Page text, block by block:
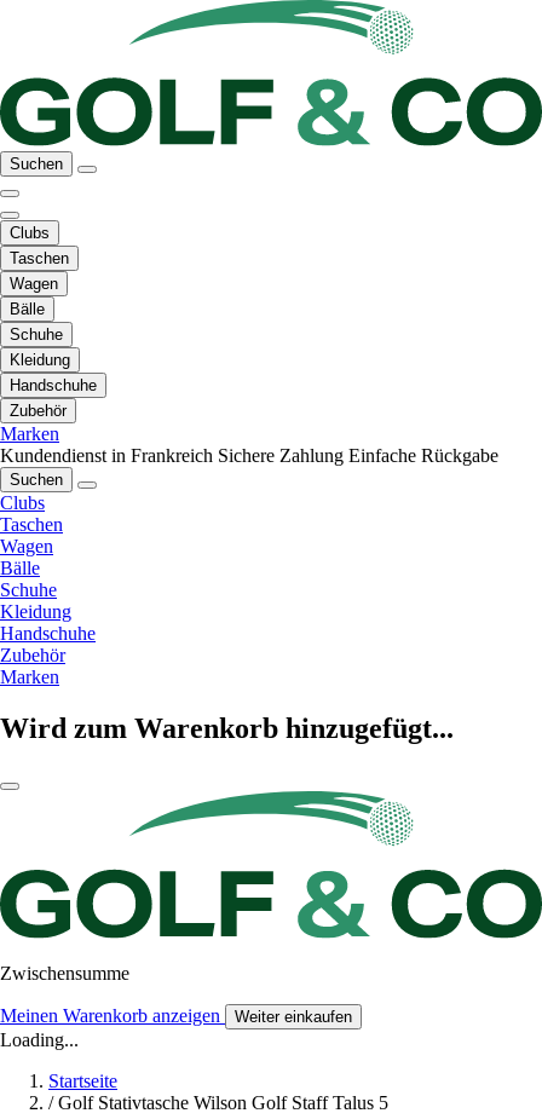
Suchen
Clubs
Taschen
Wagen
Bälle
Schuhe
Kleidung
Handschuhe
Zubehör
Marken
Kundendienst in Frankreich Sichere Zahlung Einfache Rückgabe
Suchen
Clubs
Taschen
Wagen
Bälle
Schuhe
Kleidung
Handschuhe
Zubehör
Marken
Wird zum Warenkorb hinzugefügt...
Zwischensumme
Meinen Warenkorb anzeigen Weiter einkaufen
Loading...
Startseite
/ Golf Stativtasche Wilson Golf Staff Talus 5